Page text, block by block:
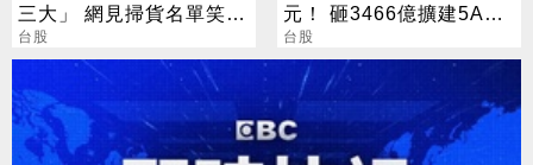
三大」 網見掃貨名單笑：
不懂在幹嘛
台股
元！ 砸3466億擴建5A新
廠 今年資本支出增至697
億
台股